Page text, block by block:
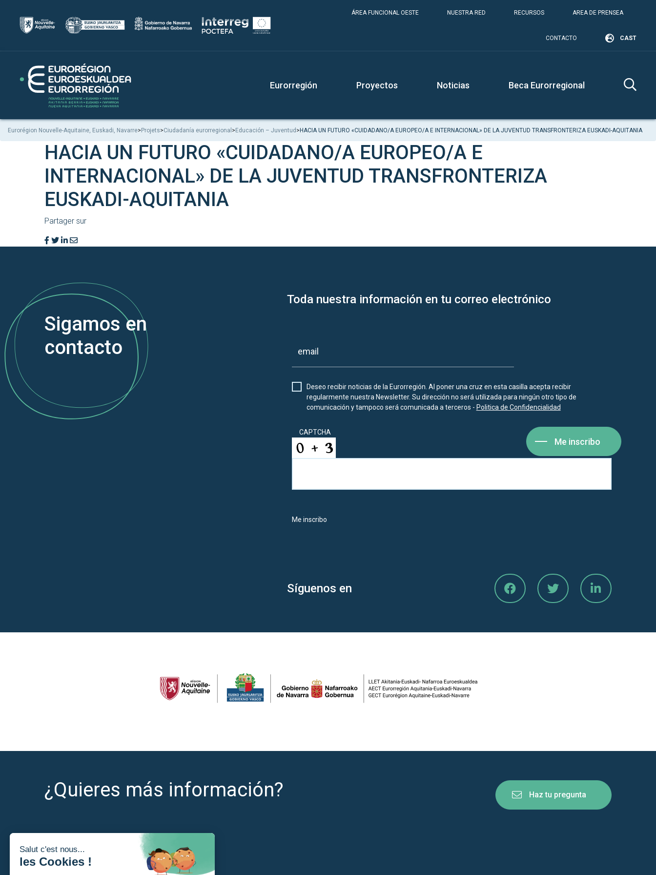
ÁREA FUNCIONAL OESTE NUESTRA RED RECURSOS AREA DE PRENSEA
CONTACTO CAST
Eurorregión Proyectos Noticias Beca Eurorregional
Eurorégion Nouvelle-Aquitaine, Euskadi, Navarre>Projets>Ciudadanía eurorregional >Educación – Juventud >HACIA UN FUTURO «CUIDADANO/A EUROPEO/A E INTERNACIONAL» DE LA JUVENTUD TRANSFRONTERIZA EUSKADI-AQUITANIA
HACIA UN FUTURO «CUIDADANO/A EUROPEO/A E
INTERNACIONAL» DE LA JUVENTUD TRANSFRONTERIZA
EUSKADI-AQUITANIA
Partager sur
Sigamos en
contacto
Toda nuestra información en tu correo electrónico
Deseo recibir noticias de la Eurorregión. Al poner una cruz en esta casilla acepta recibir
regularmente nuestra Newsletter. Su dirección no será utilizada para ningún otro tipo de
comunicación y tampoco será comunicada a terceros - Politica de Confidencialidad
CAPTCHA
Me inscribo
Me inscribo
Síguenos en
¿Quieres más información? Haz tu pregunta